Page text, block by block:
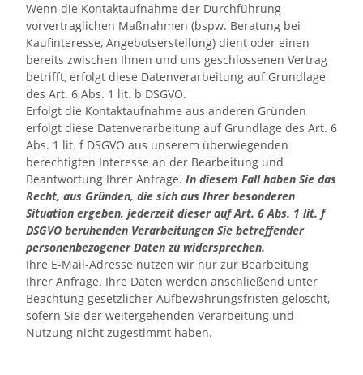
Wenn die Kontaktaufnahme der Durchführung
vorvertraglichen Maßnahmen (bspw. Beratung bei
Kaufinteresse, Angebotserstellung) dient oder einen
bereits zwischen Ihnen und uns geschlossenen Vertrag
betrifft, erfolgt diese Datenverarbeitung auf Grundlage
des Art. 6 Abs. 1 lit. b DSGVO.
Erfolgt die Kontaktaufnahme aus anderen Gründen
erfolgt diese Datenverarbeitung auf Grundlage des Art. 6
Abs. 1 lit. f DSGVO aus unserem überwiegenden
berechtigten Interesse an der Bearbeitung und
Beantwortung Ihrer Anfrage. In diesem Fall haben Sie das
Recht, aus Gründen, die sich aus Ihrer besonderen
Situation ergeben, jederzeit dieser auf Art. 6 Abs. 1 lit. f
DSGVO beruhenden Verarbeitungen Sie betreffender
personenbezogener Daten zu widersprechen.
Ihre E-Mail-Adresse nutzen wir nur zur Bearbeitung
Ihrer Anfrage. Ihre Daten werden anschließend unter
Beachtung gesetzlicher Aufbewahrungsfristen gelöscht,
sofern Sie der weitergehenden Verarbeitung und
Nutzung nicht zugestimmt haben.